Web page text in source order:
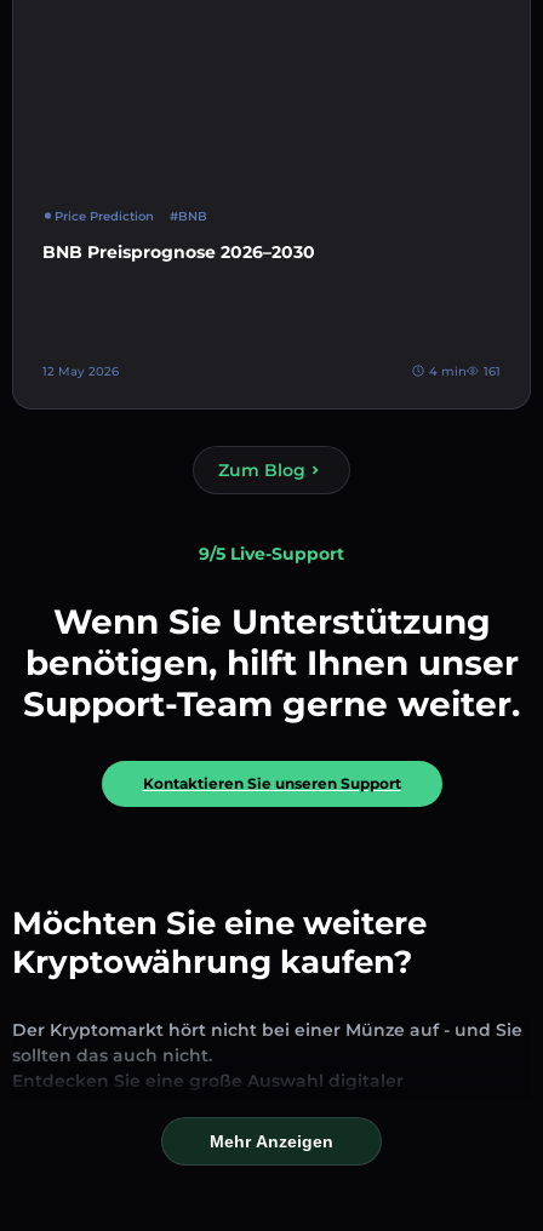
Price Prediction #BNB
BNB Preisprognose 2026–2030
12 May 2026 4 min 161
Zum Blog
9/5 Live-Support
Wenn Sie Unterstützung
benötigen, hilft Ihnen unser
Support-Team gerne weiter.
Kontaktieren Sie unseren Support
Möchten Sie eine weitere
Kryptowährung kaufen?
Der Kryptomarkt hört nicht bei einer Münze auf - und Sie
sollten das auch nicht.
Entdecken Sie eine große Auswahl digitaler
Austausch und Handel verfügbar sind. Ob etablierte
Stablecoins, vielversprechende Altcoins oder trendige
Mehr Anzeigen